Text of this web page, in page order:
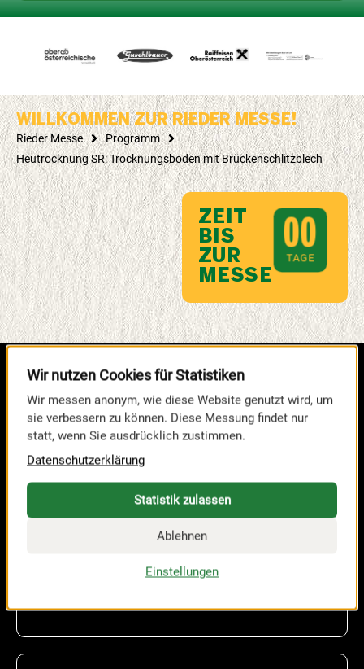
WILLKOMMEN ZUR RIEDER MESSE!
Rieder Messe
Programm
Heutrocknung SR: Trocknungsboden mit Brückenschlitzblech
ZEIT
BIS
ZUR
MESSE
00
TAGE
A-4910 Ried im Innkreis
+43 7752 84011-0
Wir nutzen Cookies für Statistiken
Wir messen anonym, wie diese Website genutzt wird, um
sie verbessern zu können. Diese Messung findet nur
statt, wenn Sie ausdrücklich zustimmen.
Datenschutzerklärung
Statistik zulassen
Ablehnen
Einstellungen